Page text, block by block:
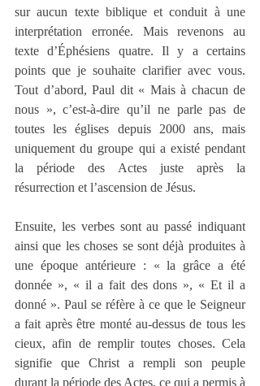
sur aucun texte biblique et conduit à une
interprétation erronée. Mais revenons au
texte d’Éphésiens quatre. Il y a certains
points que je souhaite clarifier avec vous.
Tout d’abord, Paul dit « Mais à chacun de
nous », c’est-à-dire qu’il ne parle pas de
toutes les églises depuis 2000 ans, mais
uniquement du groupe qui a existé pendant
la période des Actes juste après la
résurrection et l’ascension de Jésus.
Ensuite, les verbes sont au passé indiquant
ainsi que les choses se sont déjà produites à
une époque antérieure : « la grâce a été
donnée », « il a fait des dons », « Et il a
donné ». Paul se réfère à ce que le Seigneur
a fait après être monté au-dessus de tous les
cieux, afin de remplir toutes choses. Cela
signifie que Christ a rempli son peuple
durant la période des Actes, ce qui a permis à